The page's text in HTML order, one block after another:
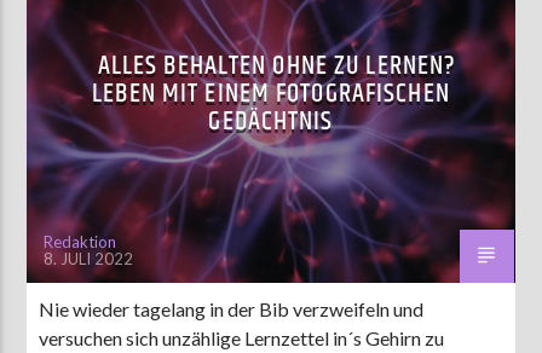
ALLES BEHALTEN OHNE ZU LERNEN?
LEBEN MIT EINEM FOTOGRAFISCHEN
GEDÄCHTNIS
Redaktion
8. JULI 2022
Nie wieder tagelang in der Bib verzweifeln und
versuchen sich unzählige Lernzettel in´s Gehirn zu